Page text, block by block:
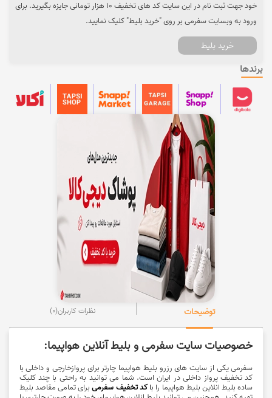
خود جهت ثبت نام در این سایت کد های تخفیف 10 هزار تومانی جایزه بگیرید. برای
ورود به وبسایت سفرمی بر روی "خرید بلیط" کلیک نمایید.
خرید بلیط
برندها
توضیحات نظرات کاربران(0)
خصوصیات سایت سفرمی و بلیط آنلاین هواپیما:
سفرمی یکی از سایت های رزرو بلیط هواپیما چارتر برای پروازخارجی و داخلی با
کد تخفیف پرواز داخلی در ایران است. شما می توانید به راحتی با چند کلیک
ساده بلیط انلاین بلیط هواپیما را با کد تخفیف سفرمی برای تمامی مقاصد بلیط